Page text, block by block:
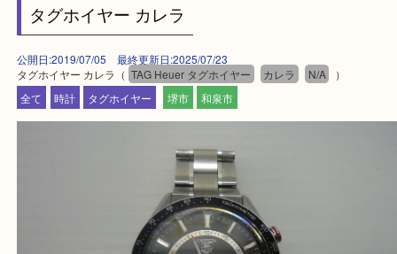
---お知らせ---
最後に当店では現在正社員を募集しておりますのでご興味ある方は
問合せください！！
求人要項はここをクリック
Facebook
Twitter
Line
タグホイヤー カレラ